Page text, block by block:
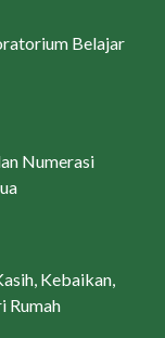
Belajar
Numerasi
Kebaikan,
Rumah